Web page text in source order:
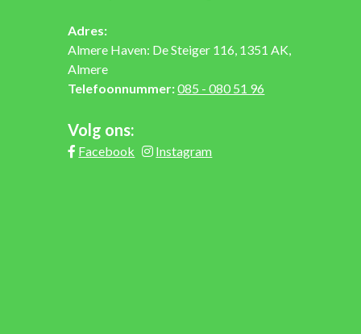
Adres:
Almere Haven: De Steiger 116, 1351 AK,
Almere
Telefoonnummer:085 - 080 51 96
Volg ons:
Facebook Instagram